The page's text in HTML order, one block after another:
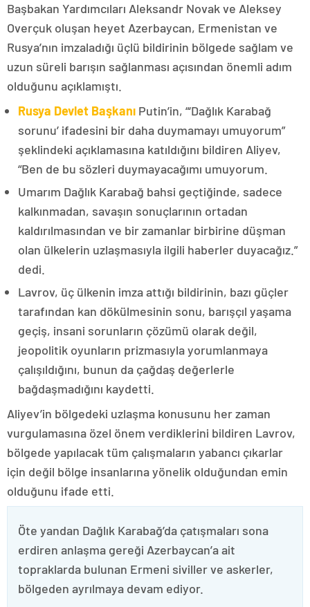
Başbakan Yardımcıları Aleksandr Novak ve Aleksey
Overçuk oluşan heyet Azerbaycan, Ermenistan ve
Rusya’nın imzaladığı üçlü bildirinin bölgede sağlam ve
uzun süreli barışın sağlanması açısından önemli adım
olduğunu açıklamıştı.
Rusya Devlet Başkanı Putin’in, “‘Dağlık Karabağ
sorunu’ ifadesini bir daha duymamayı umuyorum”
şeklindeki açıklamasına katıldığını bildiren Aliyev,
“Ben de bu sözleri duymayacağımı umuyorum.
Umarım Dağlık Karabağ bahsi geçtiğinde, sadece
kalkınmadan, savaşın sonuçlarının ortadan
kaldırılmasından ve bir zamanlar birbirine düşman
olan ülkelerin uzlaşmasıyla ilgili haberler duyacağız.”
dedi.
Lavrov, üç ülkenin imza attığı bildirinin, bazı güçler
tarafından kan dökülmesinin sonu, barışçıl yaşama
geçiş, insani sorunların çözümü olarak değil,
jeopolitik oyunların prizmasıyla yorumlanmaya
çalışıldığını, bunun da çağdaş değerlerle
bağdaşmadığını kaydetti.
Aliyev’in bölgedeki uzlaşma konusunu her zaman
vurgulamasına özel önem verdiklerini bildiren Lavrov,
bölgede yapılacak tüm çalışmaların yabancı çıkarlar
için değil bölge insanlarına yönelik olduğundan emin
olduğunu ifade etti.
Öte yandan Dağlık Karabağ’da çatışmaları sona
erdiren anlaşma gereği Azerbaycan’a ait
topraklarda bulunan Ermeni siviller ve askerler,
bölgeden ayrılmaya devam ediyor.